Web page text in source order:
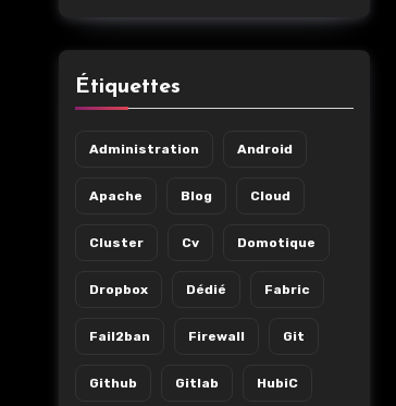
Étiquettes
Administration Android
Apache Blog Cloud
Cluster Cv Domotique
Dropbox Dédié Fabric
Fail2ban Firewall Git
Github Gitlab HubiC